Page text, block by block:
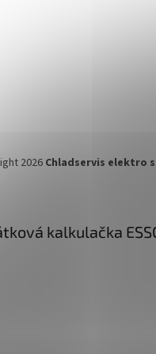
2026 Chladservis elektro
kalkulačka